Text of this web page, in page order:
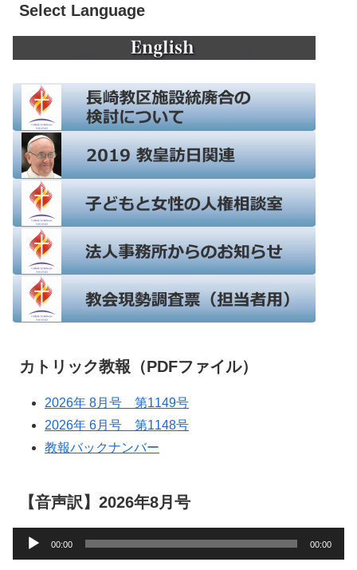
Select Language
カトリック教報（PDFファイル）
2026年 8月号 第1149号
2026年 6月号 第1148号
教報バックナンバー
【音声訳】2026年8月号
声
00:00 00:00